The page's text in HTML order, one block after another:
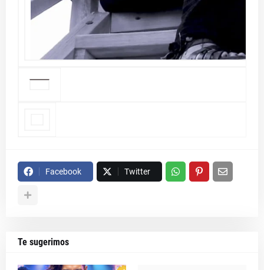
Facebook Twitter
Te sugerimos